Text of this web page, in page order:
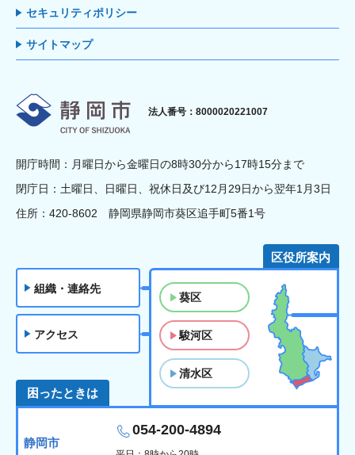
セキュリティポリシー
サイトマップ
静岡市
法人番号：8000020221007
開庁時間：月曜日から金曜日の8時30分から17時15分まで
閉庁日：土曜日、日曜日、祝休日及び12月29日から翌年1月3日
住所：420-8602 静岡県静岡市葵区追手町5番1号
組織・連絡先
アクセス
区役所案内
葵区
駿河区
清水区
困ったときは
静岡市
054-200-4894